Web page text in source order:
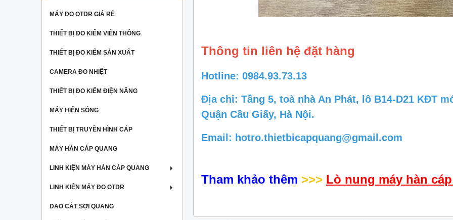
MÁY ĐO OTDR GIÁ RẺ
THIẾT BỊ ĐO KIỂM VIÊN THÔNG
THIẾT BỊ ĐO KIỂM SẢN XUẤT
CAMERA ĐO NHIỆT
THIẾT BỊ ĐO KIỂM ĐIỆN NĂNG
MÁY HIỆN SÓNG
THIẾT BỊ TRUYỀN HÌNH CÁP
MÁY HÀN CÁP QUANG
LINH KIỆN MÁY HÀN CÁP QUANG
LINH KIỆN MÁY ĐO OTDR
DAO CẮT SỢI QUANG
Thông tin liên hệ đặt hàng
Hotline: 0984.93.73.13
Địa chỉ: Tầng 5, toà nhà An Phát, lô B14-D21 KĐT
Quận Cầu Giấy, Hà Nội.
Email: hotro.thietbicapquang@gmail.com
Tham khảo thêm >>> Lò nung máy hàn